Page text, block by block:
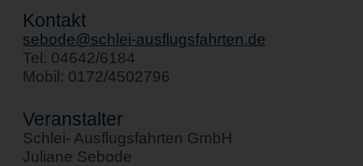
Kontakt
sebode@schlei-ausflugsfahrten.de
Tel: 04642/6184
Mobil: 0172/4502796
Veranstalter
Schlei- Ausflugsfahrten GmbH
Juliane Sebode